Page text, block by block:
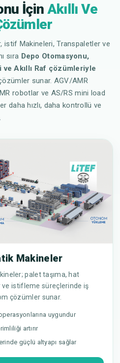
İçin Akıllı Ve
Makineleri, Transpaletler ve
sıra Depo Otomasyonu,
ve Akıllı Raf çözümleriyle
sunar. AGV/AMR
robotlar ve AS/RS mini load
daha hızlı, daha kontrollü ve
Makineler
palet taşıma, hat
istifleme süreçlerinde iş
çözümler sunar.
uygundur
artırır
güçlü altyapı sağlar